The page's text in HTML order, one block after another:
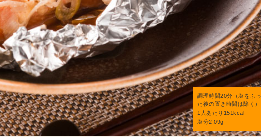
調理時間20分（塩をふっ
た後の置き時間は除く）
1人あたり151kcal
塩分2.09g